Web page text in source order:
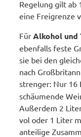
Regelung gilt ab
eine Freigrenze
Für Alkohol und
ebenfalls feste
sie bei den
nach
strenger: Nur 16
schäumende
Außerdem 2
vol oder 1 Liter
anteilige